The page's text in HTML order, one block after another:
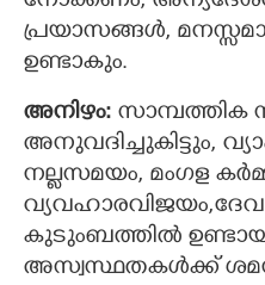
പ്രയാസങ്ങള്‍,
ഉണ്ടാകും.
അനിഴം: സാമ്പത്തിക
അനുവദിച്ചുകിട്ടും,
നല്ലസമയം, മംഗള
കുടുംബത്തിൽ
അസ്വസ്ഥതകള്‍ക്ക്